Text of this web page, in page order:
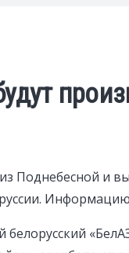
Поднебесной и
Информацию
белорусский